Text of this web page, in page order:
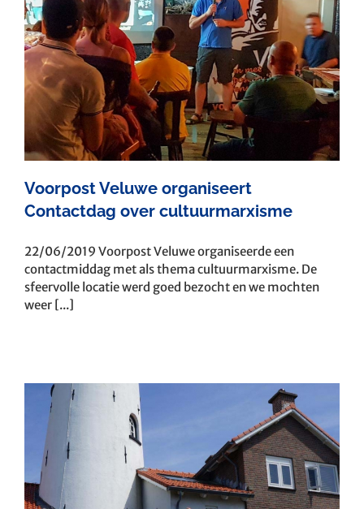
Voorpost Veluwe organiseert
Contactdag over cultuurmarxisme
22/06/2019 Voorpost Veluwe organiseerde een
contactmiddag met als thema cultuurmarxisme. De
sfeervolle locatie werd goed bezocht en we mochten
weer [...]